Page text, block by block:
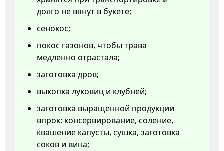
долго не вянут в букете;
сенокос;
покос газонов, чтобы трава
медленно отрастала;
заготовка дров;
выкопка луковиц и клубней;
заготовка выращенной продукции
впрок: консервирование, соление,
квашение капусты, сушка, заготовка
соков и вина;